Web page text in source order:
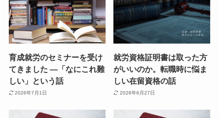
育成就労のセミナーを受け
てきました ―「なにこれ難
しい」という話
2026年7月1日
就労資格証明書は取った方
がいいのか。転職時に悩ま
しい在留資格の話
2026年6月27日